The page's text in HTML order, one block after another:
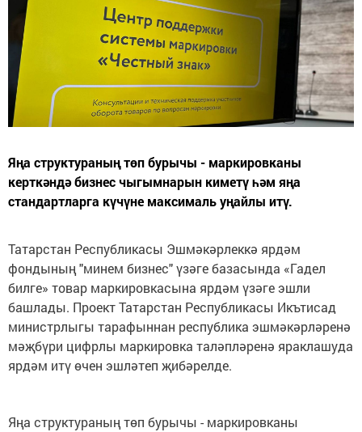
Яңа структураның төп бурычы - маркировканы
керткәндә бизнес чыгымнарын киметү һәм яңа
стандартларга күчүне максималь уңайлы итү.
Татарстан Республикасы Эшмәкәрлеккә ярдәм
фондының "минем бизнес" үзәге базасында «Гадел
билге» товар маркировкасына ярдәм үзәге эшли
башлады. Проект Татарстан Республикасы Икътисад
министрлыгы тарафыннан республика эшмәкәрләренә
мәҗбүри цифрлы маркировка таләпләренә яраклашуда
ярдәм итү өчен эшләтеп җибәрелде.
Яңа структураның төп бурычы - маркировканы